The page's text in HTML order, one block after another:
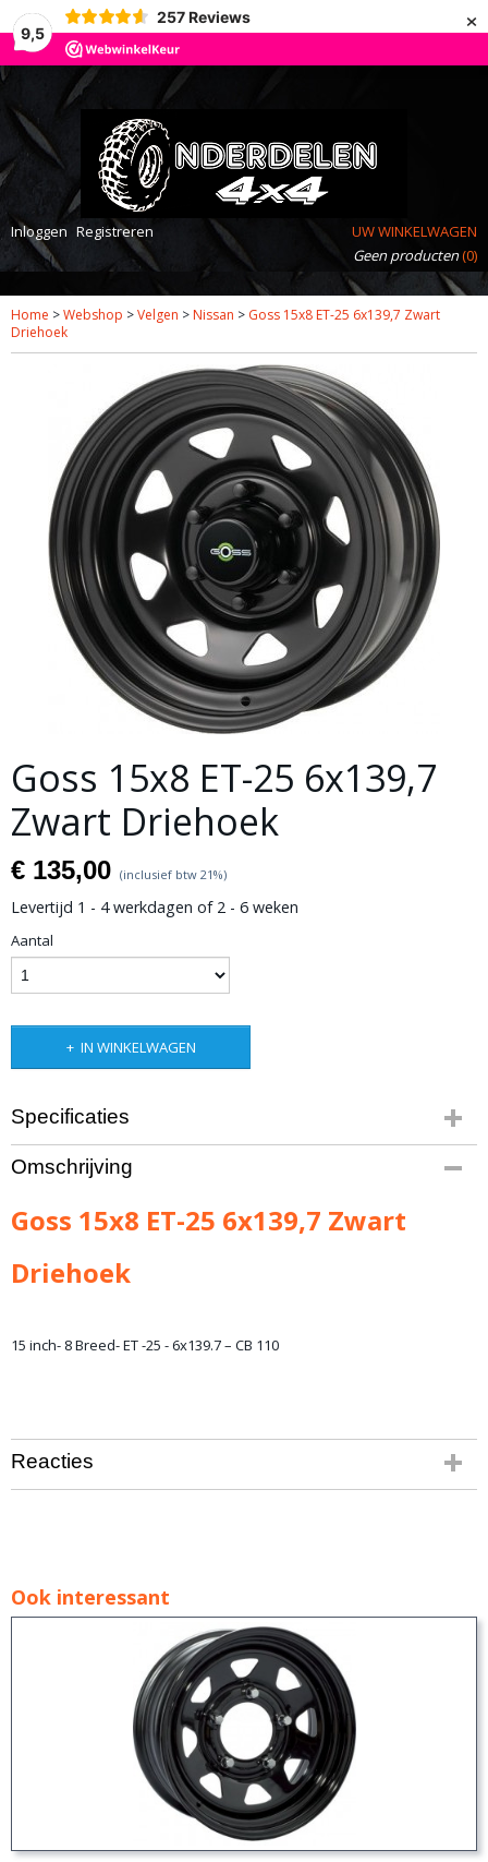
9,5
257 Reviews ×
Inloggen Registreren
UW WINKELWAGEN
Geen producten(0)
Home >Webshop >Velgen > Nissan > Goss 15x8 ET-25 6x139,7 Zwart
Driehoek
Goss 15x8 ET-25 6x139,7
Zwart Driehoek
€ 135,00 (inclusief btw 21%)
Levertijd 1 - 4 werkdagen of 2 - 6 weken
Aantal
IN WINKELWAGEN
Specificaties
Bruto gewicht
16,00 Kg
Omschrijving
Goss 15x8 ET-25 6x139,7 Zwart
Driehoek
15 inch- 8 Breed- ET -25 - 6x139.7 – CB 110
Reacties
Ook interessant